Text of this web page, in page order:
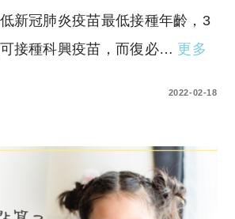
新冠肺炎疫苗最低接種年齡，3
接種科興疫苗，而復必… 更多
2022-02-18